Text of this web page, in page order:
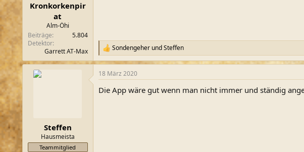
Kronkorkenpir
at
Alm-Öhi
Beiträge
5.804
Detektor
Garrett AT-Max
R
e
a
k
i
SondengeherundSteffen
Steffen
Hausmeista
Teammitglied
18 März 2020
Die App wäre gut wenn man nicht immer und ständig